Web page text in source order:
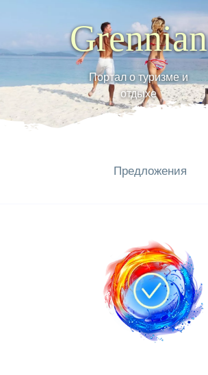
Grennian
Портал о туризме и
отдыхе
Предложения